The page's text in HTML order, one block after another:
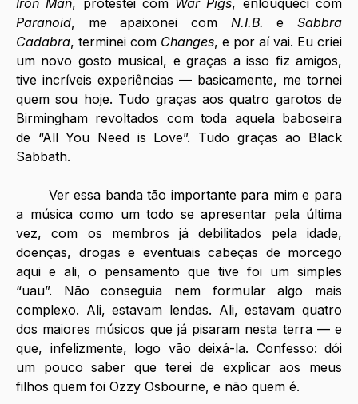
Paranoid, me apaixonei com N.I.B. e Sabbra
Cadabra, terminei com Changes, e por aí vai. Eu criei
um novo gosto musical, e graças a isso fiz amigos,
tive incríveis experiências — basicamente, me tornei
quem sou hoje. Tudo graças aos quatro garotos de
Birmingham revoltados com toda aquela baboseira
de “All You Need is Love”. Tudo graças ao Black
Sabbath.
a música como um todo se apresentar pela última
vez, com os membros já debilitados pela idade,
doenças, drogas e eventuais cabeças de morcego
aqui e ali, o pensamento que tive foi um simples
“uau”. Não conseguia nem formular algo mais
complexo. Ali, estavam lendas. Ali, estavam quatro
dos maiores músicos que já pisaram nesta terra — e
que, infelizmente, logo vão deixá-la. Confesso: dói
um pouco saber que terei de explicar aos meus
filhos quem foi Ozzy Osbourne, e não quem é.